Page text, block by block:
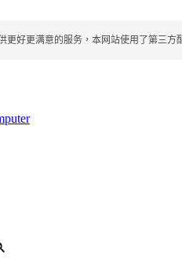
更好更满意的服务，本网站使用了第三方